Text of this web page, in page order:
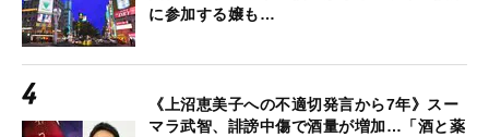
に参加する嬢も…
《上沼恵美子への不適切発言から7年》スー
マラ武智、誹謗中傷で酒量が増加…「酒と薬